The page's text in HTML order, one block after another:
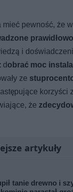
mieć pewność, że
prawidłowo
i
dobrać moc
ze
korzyści
że
artykuły
tanie drewno i